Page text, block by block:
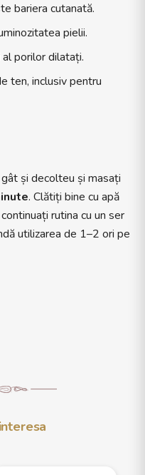
bariera cutanată.
pielii.
porilor dilatați.
ten, inclusiv pentru
și decolteu și masați
. Clătiți bine cu apă
rutina cu un ser
utilizarea de 1–2 ori pe